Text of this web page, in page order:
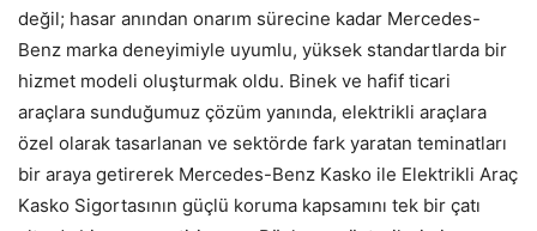
değil; hasar anından onarım sürecine kadar Mercedes-
Benz marka deneyimiyle uyumlu, yüksek standartlarda bir
hizmet modeli oluşturmak oldu. Binek ve hafif ticari
araçlara sunduğumuz çözüm yanında, elektrikli araçlara
özel olarak tasarlanan ve sektörde fark yaratan teminatları
bir araya getirerek Mercedes-Benz Kasko ile Elektrikli Araç
Kasko Sigortasının güçlü koruma kapsamını tek bir çatı